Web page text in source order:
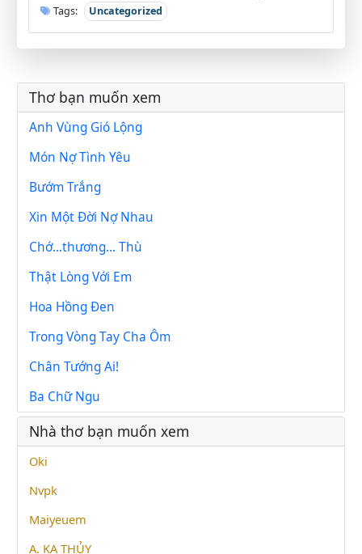
Tags: Uncategorized
Thơ bạn muốn xem
Anh Vùng Gió Lộng
Món Nợ Tình Yêu
Bướm Trắng
Xin Một Đời Nợ Nhau
Chớ...thương... Thù
Thật Lòng Với Em
Hoa Hồng Đen
Trong Vòng Tay Cha Ôm
Chân Tướng Ai!
Ba Chữ Ngu
Nhà thơ bạn muốn xem
Oki
Nvpk
Maiyeuem
A. KA THỦY